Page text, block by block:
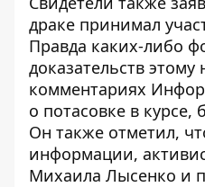
драке принимал
Правда каких-либо
доказательств этому
комментариях
о потасовке в курсе,
Он также отметил,
информации,
Михаила Лысенко и